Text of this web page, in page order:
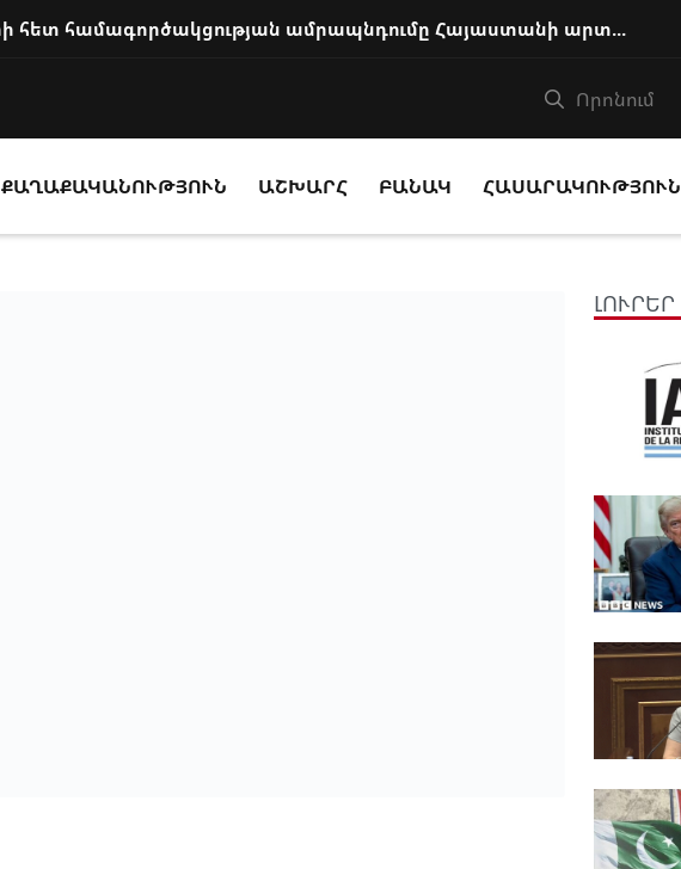
ԵԱՏՄ երկրների հետ համագործակցության ամրապնդումը Հայաստանի արտաքին քաղաքա...
ՔԱՂԱՔԱԿԱՆՈՒԹՅՈՒՆ ԱՇԽԱՐՀ ԲԱՆԱԿ ՀԱՍԱՐԱԿՈՒԹՅՈՒՆ
ԼՈՒՐԵՐ